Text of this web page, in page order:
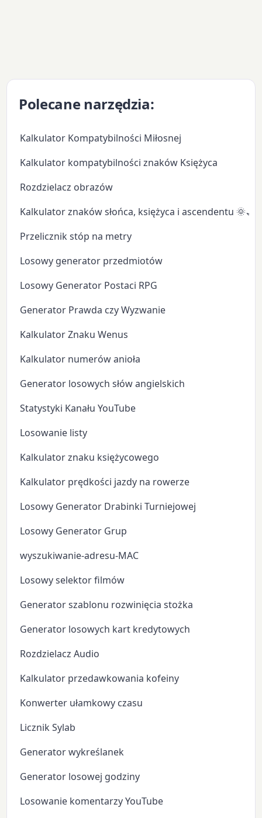
Polecane narzędzia:
Kalkulator Kompatybilności Miłosnej
Kalkulator kompatybilności znaków Księżyca
Rozdzielacz obrazów
Kalkulator znaków słońca, księżyca i ascendentu
Przelicznik stóp na metry
Losowy generator przedmiotów
Losowy Generator Postaci RPG
Generator Prawda czy Wyzwanie
Kalkulator Znaku Wenus
Kalkulator numerów anioła
Generator losowych słów angielskich
Statystyki Kanału YouTube
Losowanie listy
Kalkulator znaku księżycowego
Kalkulator prędkości jazdy na rowerze
Losowy Generator Drabinki Turniejowej
Losowy Generator Grup
wyszukiwanie-adresu-MAC
Losowy selektor filmów
Generator szablonu rozwinięcia stożka
Generator losowych kart kredytowych
Rozdzielacz Audio
Kalkulator przedawkowania kofeiny
Konwerter ułamkowy czasu
Licznik Sylab
Generator wykreślanek
Generator losowej godziny
Losowanie komentarzy YouTube